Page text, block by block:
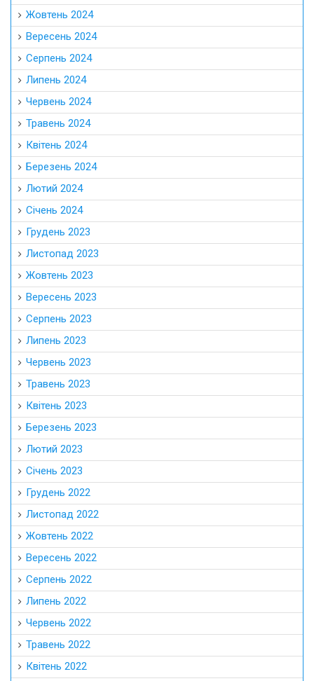
Жовтень 2024
Вересень 2024
Серпень 2024
Липень 2024
Червень 2024
Травень 2024
Квітень 2024
Березень 2024
Лютий 2024
Січень 2024
Грудень 2023
Листопад 2023
Жовтень 2023
Вересень 2023
Серпень 2023
Липень 2023
Червень 2023
Травень 2023
Квітень 2023
Березень 2023
Лютий 2023
Січень 2023
Грудень 2022
Листопад 2022
Жовтень 2022
Вересень 2022
Серпень 2022
Липень 2022
Червень 2022
Травень 2022
Квітень 2022